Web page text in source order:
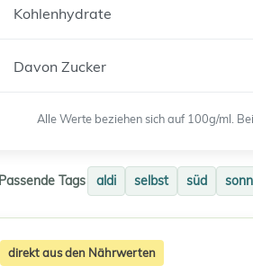
Kohlenhydrate
Davon Zucker
Alle Werte beziehen sich auf 100g/ml.
Passende Tags aldi selbst süd
direkt aus den Nährwerten